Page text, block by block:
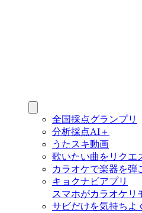
全国採点グランプリ
分析採点AI＋
うたスキ動画
歌いたい曲をリクエ
カラオケで楽器を弾
キョクナビアプリ
スマホがカラオケリ
サビだけを気持ちよ